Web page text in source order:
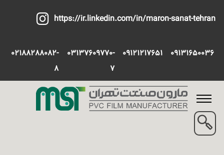
https://ir.linkedin.com/in/maron-sanat-tehran
09131650036
09121217651
03137609770-
7
02188288082-
8